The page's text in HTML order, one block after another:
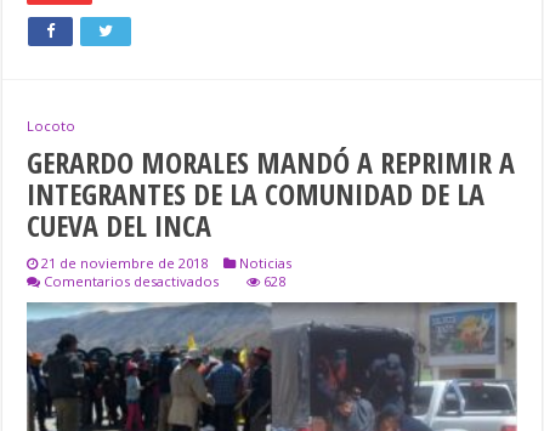
Locoto
GERARDO MORALES MANDÓ A REPRIMIR A
INTEGRANTES DE LA COMUNIDAD DE LA
CUEVA DEL INCA
21 de noviembre de 2018
Noticias
Comentarios desactivadosen
GERARDO
MORALES
MANDÓ
A
REPRIMIR
INTEGRANTES
628